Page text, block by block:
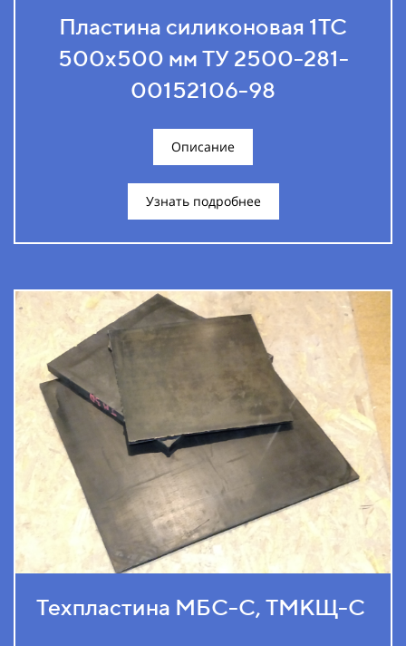
Пластина силиконовая 1ТС
500х500 мм ТУ 2500-281-
00152106-98
Описание
Узнать подробнее
Техпластина МБС-С, ТМКЩ-С